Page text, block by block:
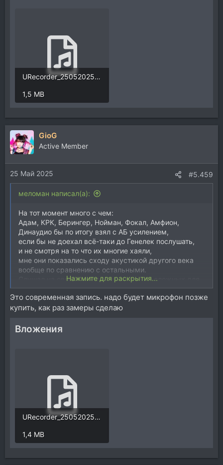
URecorder_25052025_164340.mp3
1,5 MB
GioG
Active Member
25 Май 2025 #5.459
меломан написал(а):
На тот момент много с чем:
Адам, КРК, Берингер, Нойман, Фокал, Амфион,
Динаудио бы по итогу взял с АБ усилением,
если бы не доехал всё-таки до Генелек послушать,
и не смотря на то что их многие хаяли,
мне они показались сходу акустикой другого века
вообще по сравнению с остальными.
Слушал на своих референсных треках сложных для
воспроизведения,
т.е. не джаз, блюз, камерный ансамбль,
акустический инструментал, которые классно звучат
А по настоящему сложные записи,
отвратительно и глухо,
что на многих мониторах звучит как "мыльный
Нажмите для раскрытия...
Это современная запись. надо будет микрофон позже
купить, как раз замеры сделаю
Вложения
URecorder_25052025_1655.mp3
1,4 MB